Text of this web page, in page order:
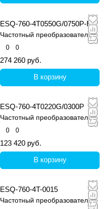
ESQ-760-4T0550G/0750P-BU
Частотный преобразователь
0 0
274 260 руб.
В корзину
ESQ-760-4T0220G/0300P
Частотный преобразователь
0 0
123 420 руб.
В корзину
ESQ-760-4T-0015
Частотный преобразователь